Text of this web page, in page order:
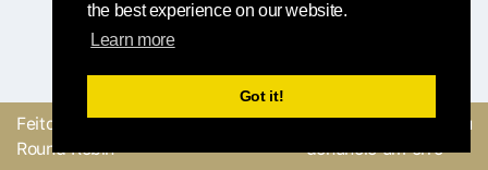
the best experience on our website.
Learn more
Got it!
Feito com
pela equipe
Round Robin
Envie um feedback ou
denuncie um erro